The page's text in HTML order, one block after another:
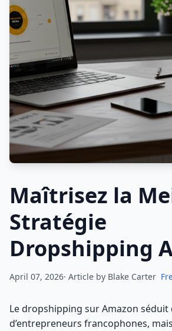
Maîtrisez la
Stratégie
Dropshipping
April 07, 2026· Article by Blake Carter
Le dropshipping sur Amazon séduit
d’entrepreneurs francophones,